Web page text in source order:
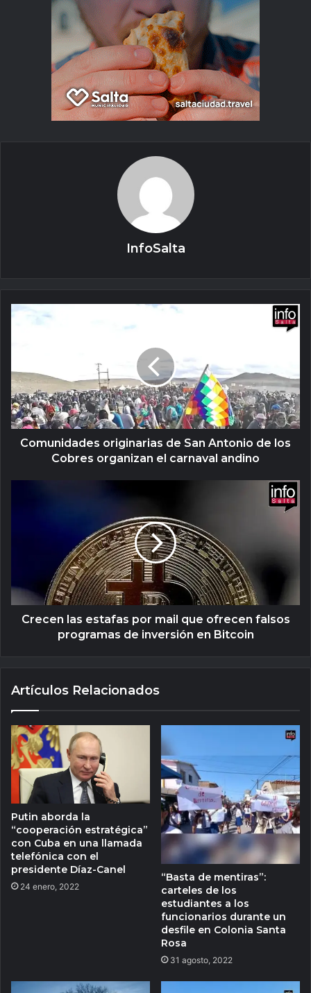
InfoSalta
Comunidades originarias de San Antonio de los
Cobres organizan el carnaval andino
Crecen las estafas por mail que ofrecen falsos
programas de inversión en Bitcoin
Artículos Relacionados
Putin aborda la
“cooperación estratégica”
con Cuba en una llamada
telefónica con el
presidente Díaz-Canel
24 enero, 2022
“Basta de mentiras”:
carteles de los
estudiantes a los
funcionarios durante un
desfile en Colonia Santa
Rosa
31 agosto, 2022